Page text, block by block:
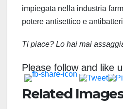
impiegata nella industria
potere antisettico e
Ti piace? Lo hai mai
Please follow and like
Related